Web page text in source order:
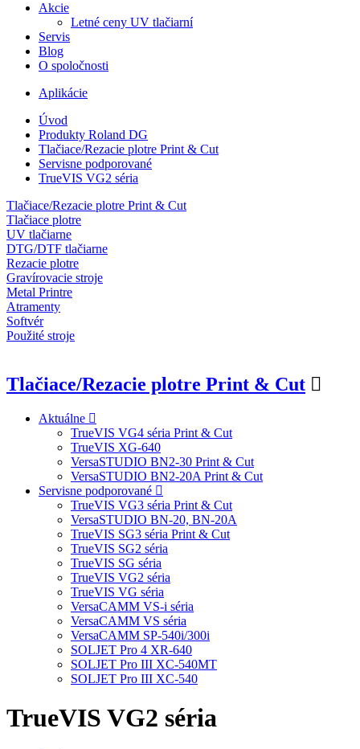
Akcie
Letné ceny UV tlačiarní
Servis
Blog
O spoločnosti
Aplikácie
Úvod
Produkty Roland DG
Tlačiace/Rezacie plotre Print & Cut
Servisne podporované
TrueVIS VG2 séria
Tlačiace/Rezacie plotre Print & Cut
Tlačiace plotre
UV tlačiarne
DTG/DTF tlačiarne
Rezacie plotre
Gravírovacie stroje
Metal Printre
Atramenty
Softvér
Použité stroje
Tlačiace/Rezacie plotre Print & Cut
Aktuálne
TrueVIS VG4 séria Print & Cut
TrueVIS XG-640
VersaSTUDIO BN2-30 Print & Cut
VersaSTUDIO BN2-20A Print & Cut
Servisne podporované
TrueVIS VG3 séria Print & Cut
VersaSTUDIO BN-20, BN-20A
TrueVIS SG3 séria Print & Cut
TrueVIS SG2 séria
TrueVIS SG séria
TrueVIS VG2 séria
TrueVIS VG séria
VersaCAMM VS-i séria
VersaCAMM VS séria
VersaCAMM SP-540i/300i
SOLJET Pro 4 XR-640
SOLJET Pro III XC-540MT
SOLJET Pro III XC-540
TrueVIS VG2 séria